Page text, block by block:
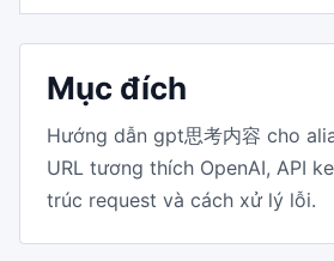
Mục đích
Hướng dẫn gpt思考内容 cho
URL tương thích OpenAI, API
trúc request và cách xử lý lỗi.